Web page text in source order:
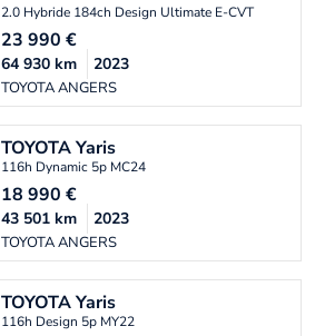
2.0 Hybride 184ch Design Ultimate E-CVT
23 990 €
TOYOTA ANGERS
64 930 km 2023
TOYOTAYaris
116h Dynamic 5p MC24
18 990 €
TOYOTA ANGERS
43 501 km 2023
TOYOTAYaris
116h Design 5p MY22